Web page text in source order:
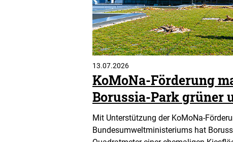
13.07.2026
KoMoNa-Förderung
Borussia-Park grüner
Mit Unterstützung der KoMoNa-
Bundesumweltministeriums hat